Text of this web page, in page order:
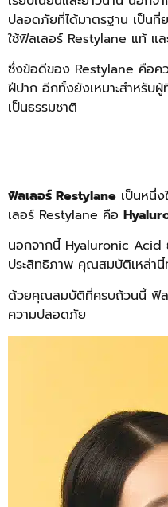
ปลอดภัยที่ได้มาตรฐาน เป็นที่
ใช้ฟิลเลอร์ Restylane แท้ แ
ซึ่งข้อดีของ Restylane คือค
ฝีปาก อีกทั้งยังเหมาะสำหรับ
เป็นธรรมชาติ
ฟิลเลอร์ Restylane เป็นหนึ่
เลอร์ Restylane คือ
นอกจากนี้ Hyaluronic Acid
ประสิทธิภาพ คุณสมบัติเหล่านี้
ด้วยคุณสมบัติที่ครบถ้วนนี้ ฟิลเ
ความปลอดภัย